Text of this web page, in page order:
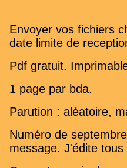
Envoyer vos fichiers
date limite de
Pdf gratuit.
1 page par bda.
Parution : aléatoire,
Numéro de
message. J'édite